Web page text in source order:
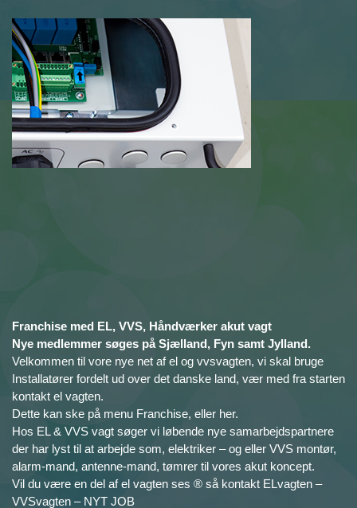
Franchise med EL, VVS, Håndværker akut vagt
Nye medlemmer søges på Sjælland, Fyn samt Jylland.
Velkommen til vore nye net af el og vvsvagten, vi skal bruge
Installatører fordelt ud over det danske land, vær med fra starten
kontakt el vagten.
Dette kan ske på menu Franchise, eller her.
Hos EL & VVS vagt søger vi løbende nye samarbejdspartnere
der har lyst til at arbejde som, elektriker – og eller VVS montør,
alarm-mand, antenne-mand, tømrer til vores akut koncept.
Vil du være en del af el vagten ses ® så kontakt ELvagten –
VVSvagten – NYT JOB